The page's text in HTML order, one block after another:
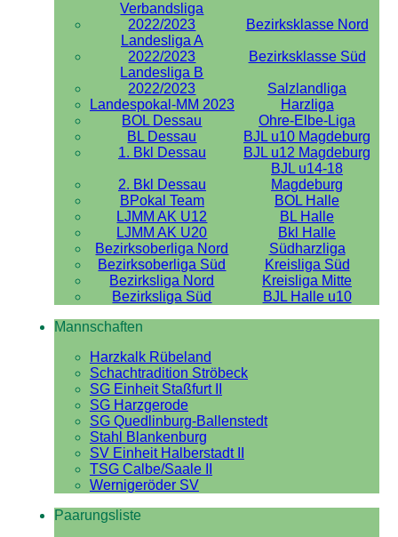
Verbandsliga
2022/2023
Bezirksklasse Nord
Landesliga A
2022/2023
Bezirksklasse Süd
Landesliga B
2022/2023
Salzlandliga
Landespokal-MM 2023
Harzliga
BOL Dessau
Ohre-Elbe-Liga
BL Dessau
BJL u10 Magdeburg
1. Bkl Dessau
BJL u12 Magdeburg
2. Bkl Dessau
BJL u14-18
Magdeburg
BPokal Team
BOL Halle
LJMM AK U12
BL Halle
LJMM AK U20
Bkl Halle
Bezirksoberliga Nord
Südharzliga
Bezirksoberliga Süd
Kreisliga Süd
Bezirksliga Nord
Kreisliga Mitte
Bezirksliga Süd
BJL Halle u10
Mannschaften
Harzkalk Rübeland
Schachtradition Ströbeck
SG Einheit Staßfurt II
SG Harzgerode
SG Quedlinburg-Ballenstedt
Stahl Blankenburg
SV Einheit Halberstadt II
TSG Calbe/Saale II
Wernigeröder SV
Paarungsliste